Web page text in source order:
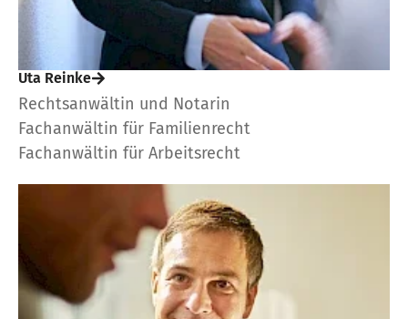
Uta Reinke
Rechtsanwältin und Notarin
Fachanwältin für Familienrecht
Fachanwältin für Arbeitsrecht